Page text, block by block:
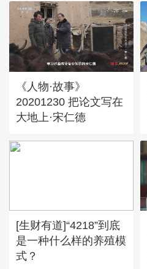
《人物·故事》
20201230 把论文写在
大地上·宋仁德
[生财有道]“4218”到底
是一种什么样的养殖模
式？